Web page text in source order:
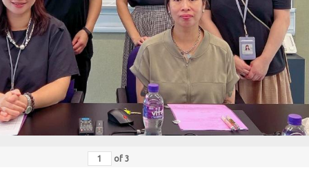
of 3